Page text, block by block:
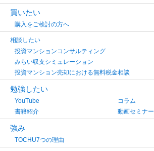
買いたい
購入をご検討の方へ
相談したい
投資マンションコンサルティング
みらい収支シミュレーション
投資マンション売却における無料税金相談
勉強したい
YouTube
コラム
書籍紹介
動画セミナー
強み
TOCHU7つの理由